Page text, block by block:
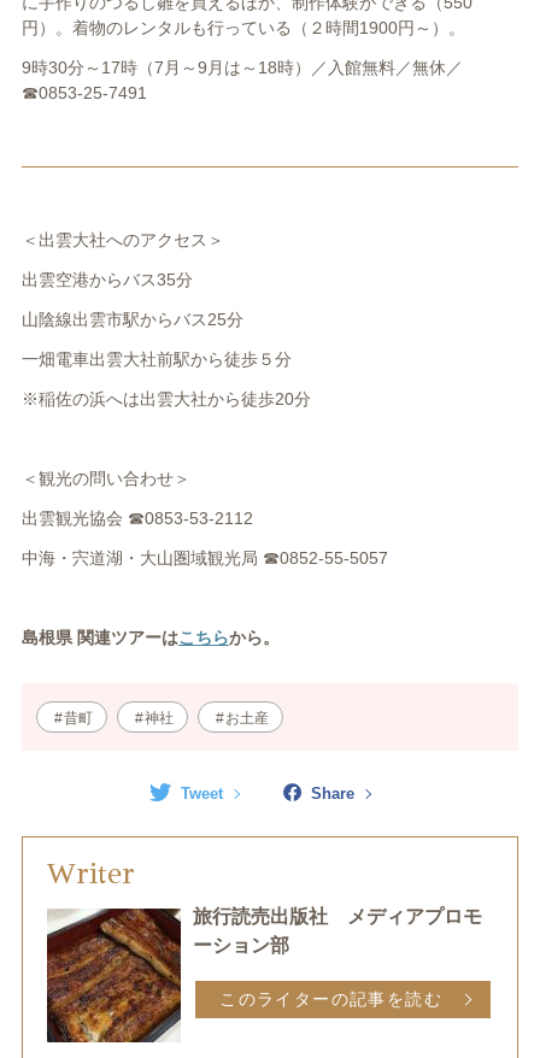
円）。着物のレンタルも行っている（２時間1900円～）。
9時30分～17時（7月～9月は～18時）／入館無料／無休／
☎0853-25-7491
＜出雲大社へのアクセス＞
出雲空港からバス35分
山陰線出雲市駅からバス25分
一畑電車出雲大社前駅から徒歩５分
※稲佐の浜へは出雲大社から徒歩20分
＜観光の問い合わせ＞
出雲観光協会 ☎0853-53-2112
中海・宍道湖・大山圏域観光局 ☎0852-55-5057
島根県 関連ツアーはこちらから。
昔町 神社 お土産
Tweet Share
Writer
旅行読売出版社 メディアプロモ
ーション部
このライターの記事を読む